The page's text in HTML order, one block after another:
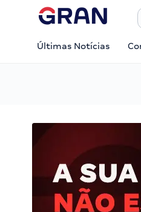
Últimas Notícias